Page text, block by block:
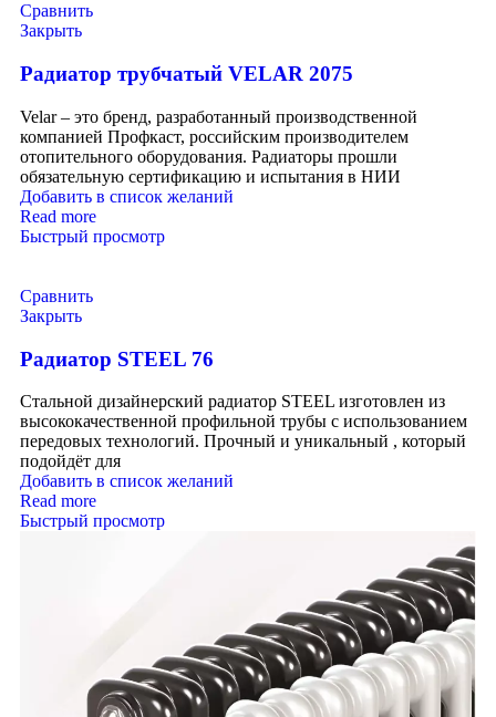
Сравнить
Закрыть
Радиатор трубчатый VELAR 2075
Velar – это бренд, разработанный производственной
компанией Профкаст, российским производителем
отопительного оборудования. Радиаторы прошли
обязательную сертификацию и испытания в НИИ
Добавить в список желаний
Read more
Быстрый просмотр
Сравнить
Закрыть
Радиатор STEEL 76
Стальной дизайнерский радиатор STEEL изготовлен из
высококачественной профильной трубы с использованием
передовых технологий. Прочный и уникальный , который
подойдёт для
Добавить в список желаний
Read more
Быстрый просмотр